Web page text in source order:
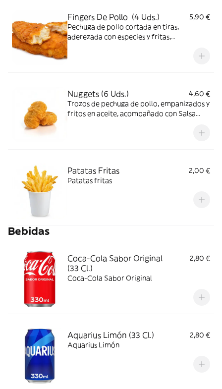
Fingers De Pollo (4 Uds.)
5,90 €
Pechuga de pollo cortada en tiras,
aderezada con especies y fritas,
Nuggets (6 Uds.)
4,60 €
Trozos de pechuga de pollo, empanizados y
fritos en aceite, acompañado con Salsa
Patatas Fritas
2,00 €
Patatas fritas
Bebidas
Coca-Cola Sabor Original
(33 Cl.)
2,80 €
Coca-Cola Sabor Original
Aquarius Limón (33 Cl.)
2,80 €
Aquarius Limón